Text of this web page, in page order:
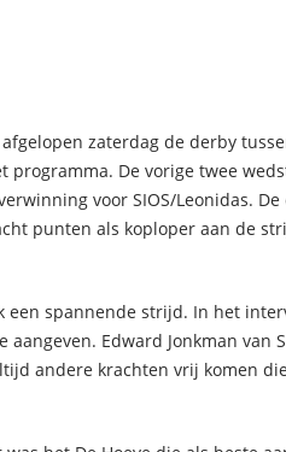
zaterdag de derby
programma. De vorige twee
voor SIOS/Leonidas.
punten als koploper aan de
een spannende strijd. In het
Edward Jonkman van
andere krachten vrij komen